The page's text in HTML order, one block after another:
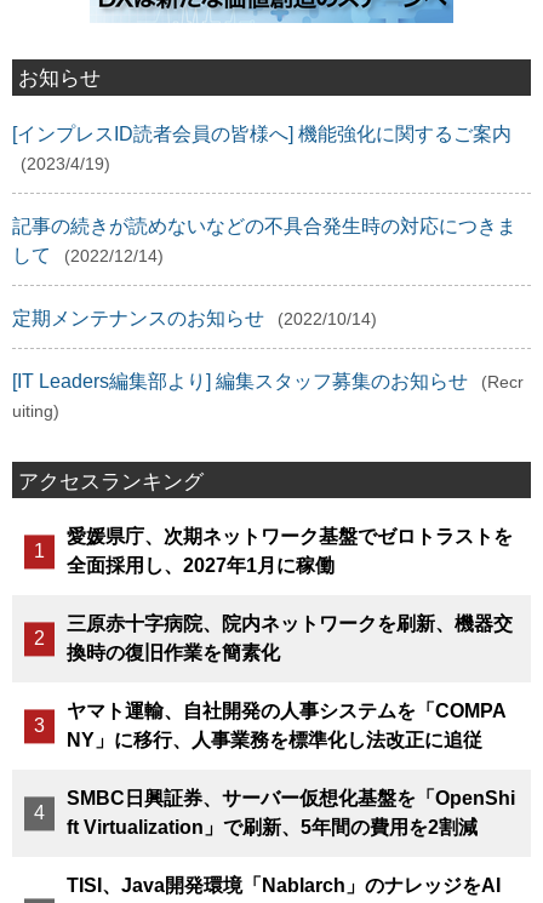
お知らせ
[インプレスID読者会員の皆様へ] 機能強化に関するご案内
(2023/4/19)
記事の続きが読めないなどの不具合発生時の対応につきま
して
(2022/12/14)
定期メンテナンスのお知らせ (2022/10/14)
[IT Leaders編集部より] 編集スタッフ募集のお知らせ
(Recr
uiting)
アクセスランキング
愛媛県庁、次期ネットワーク基盤でゼロトラストを
全面採用し、2027年1月に稼働
三原赤十字病院、院内ネットワークを刷新、機器交
換時の復旧作業を簡素化
ヤマト運輸、自社開発の人事システムを「COMPA
NY」に移行、人事業務を標準化し法改正に追従
SMBC日興証券、サーバー仮想化基盤を「OpenShi
ft Virtualization」で刷新、5年間の費用を2割減
TISI、Java開発環境「Nablarch」のナレッジをAI